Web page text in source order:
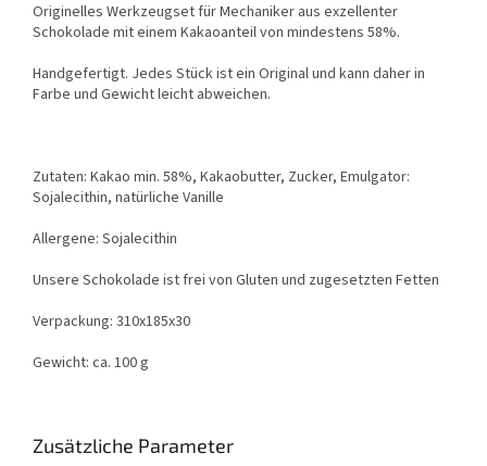
Originelles Werkzeugset für Mechaniker aus exzellenter
Schokolade mit einem Kakaoanteil von mindestens 58%.
Handgefertigt. Jedes Stück ist ein Original und kann daher in
Farbe und Gewicht leicht abweichen.
Zutaten: Kakao min. 58%, Kakaobutter, Zucker, Emulgator:
Sojalecithin, natürliche Vanille
Allergene: Sojalecithin
Unsere Schokolade ist frei von Gluten und zugesetzten Fetten
Verpackung: 310x185x30
Gewicht: ca. 100 g
Zusätzliche Parameter